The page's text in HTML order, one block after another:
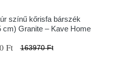
színű kőrisfa bárszék
cm) Granite – Kave Home
Ft 163970 Ft